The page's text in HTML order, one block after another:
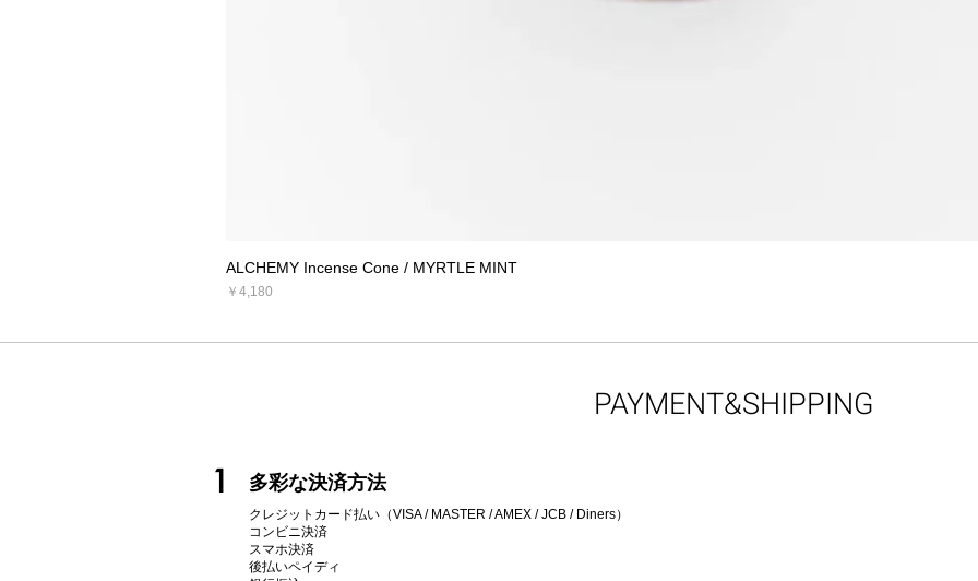
ALCHEMY Incense Cone / MYRTLE MINT
価格
￥4,180
PAYMENT&SHIPPING
1 多彩な決済方法
クレジットカード払い（VISA / MASTER / AMEX / JCB / Diners）
コンビニ決済
スマホ決済
後払いペイディ